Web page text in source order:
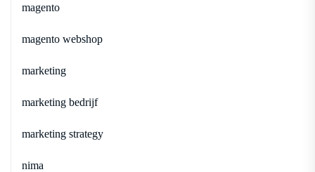
magento
magento webshop
marketing
marketing bedrijf
marketing strategy
nima